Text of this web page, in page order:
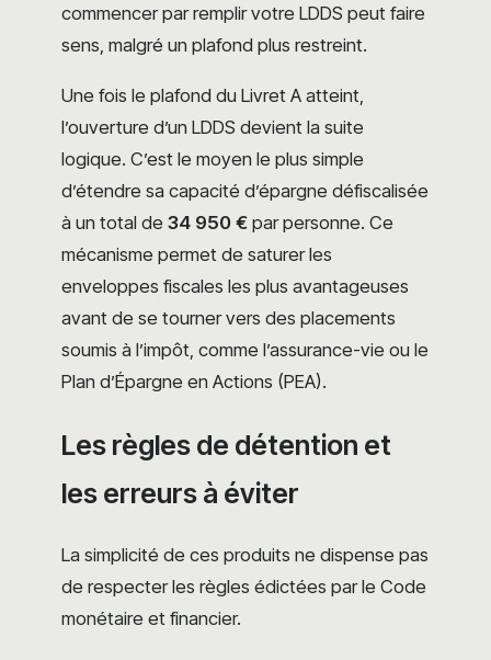
commencer par remplir votre LDDS peut faire
sens, malgré un plafond plus restreint.
Une fois le plafond du Livret A atteint,
l’ouverture d’un LDDS devient la suite
logique. C’est le moyen le plus simple
d’étendre sa capacité d’épargne défiscalisée
à un total de 34 950 € par personne. Ce
mécanisme permet de saturer les
enveloppes fiscales les plus avantageuses
avant de se tourner vers des placements
soumis à l’impôt, comme l’assurance-vie ou le
Plan d’Épargne en Actions (PEA).
Les règles de détention et
les erreurs à éviter
La simplicité de ces produits ne dispense pas
de respecter les règles édictées par le Code
monétaire et financier.